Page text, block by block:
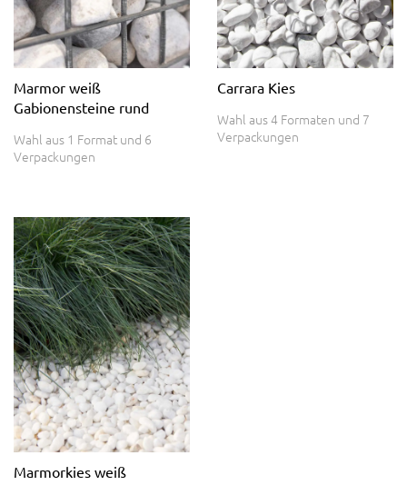
Marmor weiß
Gabionensteine rund
Wahl aus 1 Format und 6
Verpackungen
Carrara Kies
Wahl aus 4 Formaten und 7
Verpackungen
Marmorkies weiß